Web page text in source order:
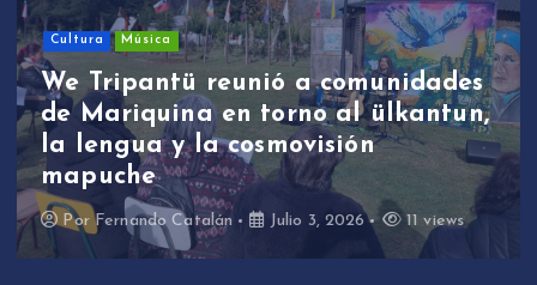
Cultura Música
We Tripantü reunió a comunidades
de Mariquina en torno al ülkantun,
la lengua y la cosmovisión
mapuche
Por Fernando Catalán Julio 3, 2026 11 views